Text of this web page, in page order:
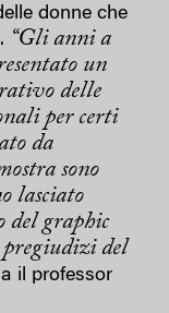
donne che
“Gli anni a
un
delle
per certi
da
sono
lasciato
del graphic
pregiudizi del
il professor